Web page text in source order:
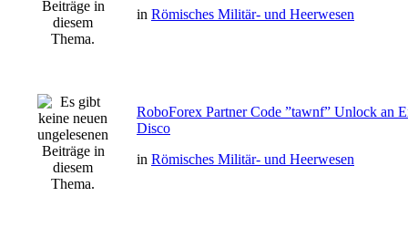
in Römisches Militär- und Heerwesen
RoboForex Partner Code ”tawnf” Unlock an
Disco
in Römisches Militär- und Heerwesen